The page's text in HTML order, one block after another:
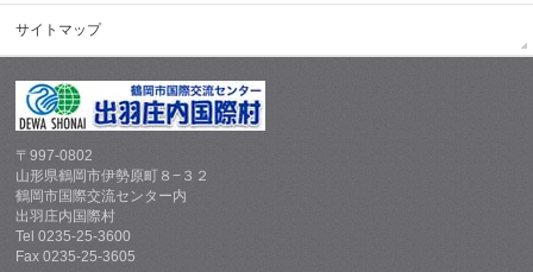
サイトマップ
〒997-0802
山形県鶴岡市伊勢原町８−３２
鶴岡市国際交流センター内
出羽庄内国際村
Tel 0235-25-3600
Fax 0235-25-3605